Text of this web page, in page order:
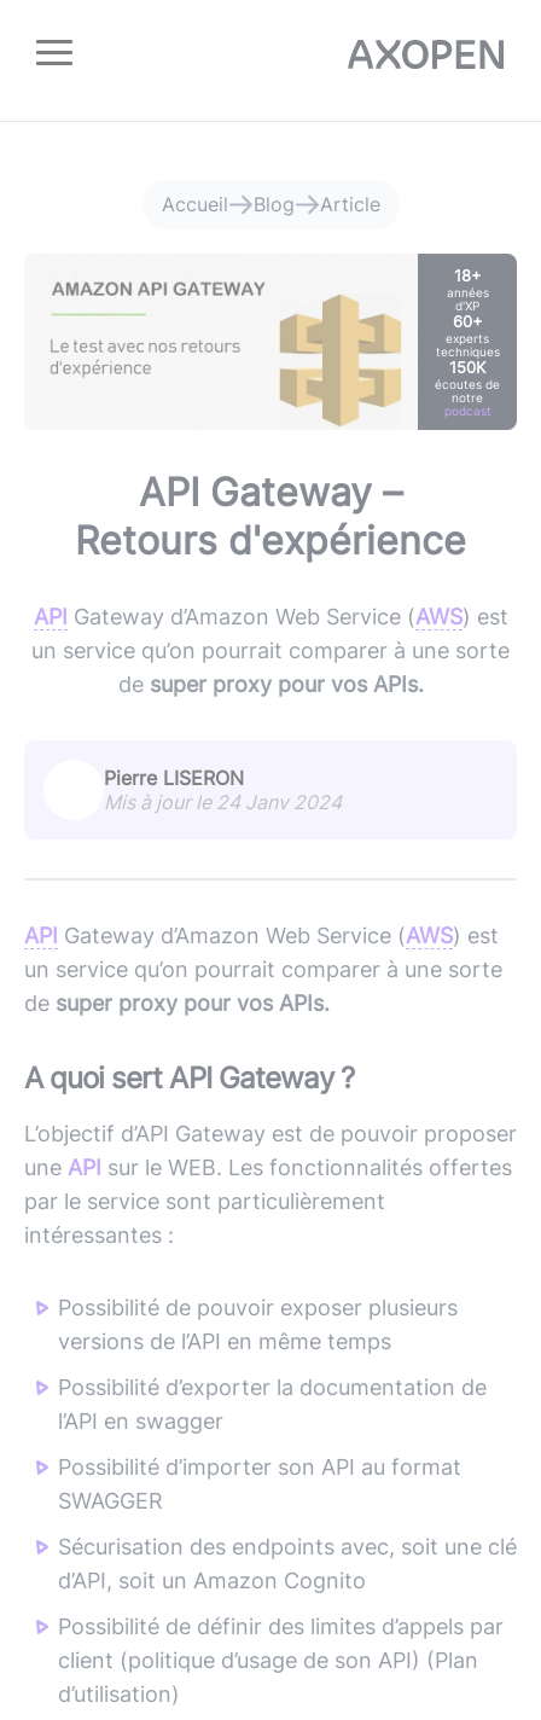
Accueil Blog Article
18+
années
d'XP
60+
experts
techniques
150K
écoutes de
notre
podcast
API Gateway –
Retours d'expérience
API Gateway d’Amazon Web Service (AWS) est
un service qu’on pourrait comparer à une sorte
de super proxy pour vos APIs.
Pierre LISERON
Mis à jour le 24 Janv 2024
API Gateway d’Amazon Web Service (AWS) est
un service qu’on pourrait comparer à une sorte
de super proxy pour vos APIs.
A quoi sert API Gateway ?
L’objectif d’API Gateway est de pouvoir proposer
une API sur le WEB. Les fonctionnalités offertes
par le service sont particulièrement
intéressantes :
Possibilité de pouvoir exposer plusieurs
versions de l’API en même temps
Possibilité d’exporter la documentation de
l’API en swagger
Possibilité d’importer son API au format
SWAGGER
Sécurisation des endpoints avec, soit une clé
d’API, soit un Amazon Cognito
Possibilité de définir des limites d’appels par
client (politique d’usage de son API) (Plan
d’utilisation)